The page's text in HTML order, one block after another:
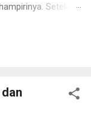
Setelah
baku tikar
berduri yang
yang sedang
juga ditanami